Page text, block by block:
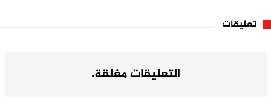
تعليقات
التعليقات مغلقة.